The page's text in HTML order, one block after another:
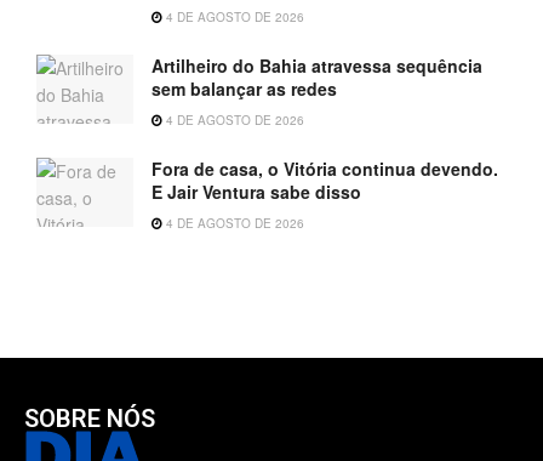
4 DE AGOSTO DE 2026
Artilheiro do Bahia atravessa sequência
sem balançar as redes
4 DE AGOSTO DE 2026
Fora de casa, o Vitória continua devendo.
E Jair Ventura sabe disso
4 DE AGOSTO DE 2026
SOBRE NÓS